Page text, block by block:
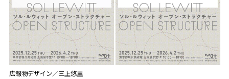
広報物デザイン／三上悠里